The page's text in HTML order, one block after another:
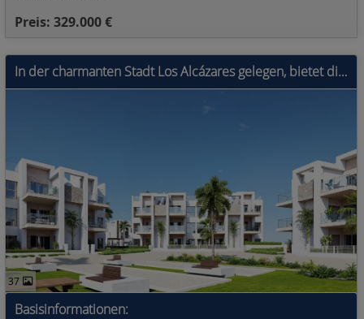
Preis: 329.000 €
In der charmanten Stadt Los Alcázares gelegen, bietet diese exklusive Wohnanlage eine Auswahl von 32 Wohneinheiten, darunter Apartments, Erdgeschosse
37
Basisinformationen: